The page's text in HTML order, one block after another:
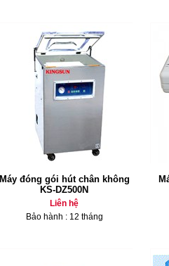
Máy đóng gói hút chân không
KS-DZ500N
Liên hệ
Bảo hành : 12 tháng